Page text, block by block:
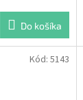
Do košíka
Kód: 5143